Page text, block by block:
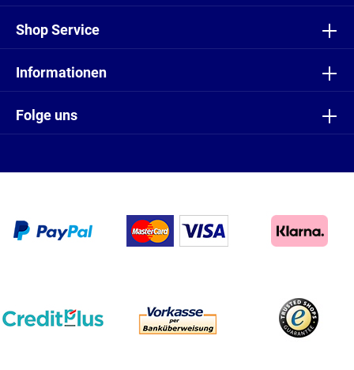
Folge uns
Shop Service
Informationen